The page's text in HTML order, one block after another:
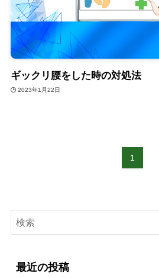
ギックリ腰をした時の対処法
2023年1月22日
1
最近の投稿